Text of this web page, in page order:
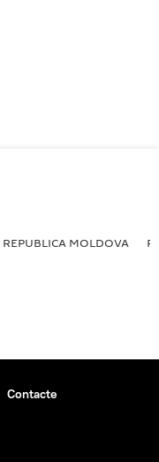
REPUBLICA MOLDOVA
Contacte